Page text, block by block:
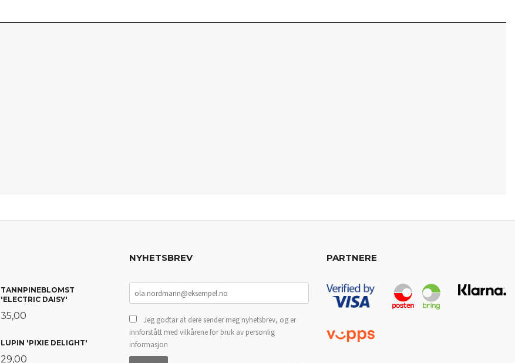
TANNPINEBLOMST
'ELECTRIC DAISY'
35,00
LUPIN 'PIXIE DELIGHT'
29,00
NYHETSBREV
Jeg godtar at dere sender meg nyhetsbrev, og er
innforstått med vilkårene for bruk av personlig
informasjon
PARTNERE